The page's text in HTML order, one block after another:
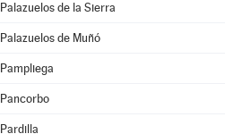
Palazuelos de la Sierra
Palazuelos de Muñó
Pampliega
Pancorbo
Pardilla